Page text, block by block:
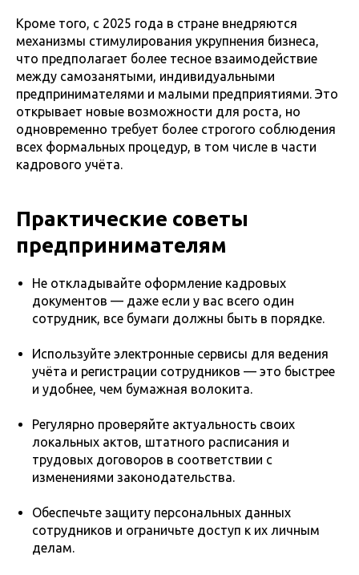
Кроме того, с 2025 года в стране внедряются
механизмы стимулирования укрупнения бизнеса,
что предполагает более тесное взаимодействие
между самозанятыми, индивидуальными
предпринимателями и малыми предприятиями. Это
открывает новые возможности для роста, но
одновременно требует более строгого соблюдения
всех формальных процедур, в том числе в части
кадрового учёта.
Практические советы
предпринимателям
Не откладывайте оформление кадровых
документов — даже если у вас всего один
сотрудник, все бумаги должны быть в порядке.
Используйте электронные сервисы для ведения
учёта и регистрации сотрудников — это быстрее
и удобнее, чем бумажная волокита.
Регулярно проверяйте актуальность своих
локальных актов, штатного расписания и
трудовых договоров в соответствии с
изменениями законодательства.
Обеспечьте защиту персональных данных
сотрудников и ограничьте доступ к их личным
делам.